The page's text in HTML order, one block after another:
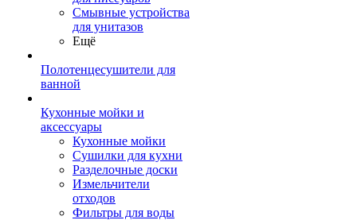
Смывные устройства
для унитазов
Ещё
Полотенцесушители для
ванной
Кухонные мойки и
аксессуары
Кухонные мойки
Сушилки для кухни
Разделочные доски
Измельчители
отходов
Фильтры для воды